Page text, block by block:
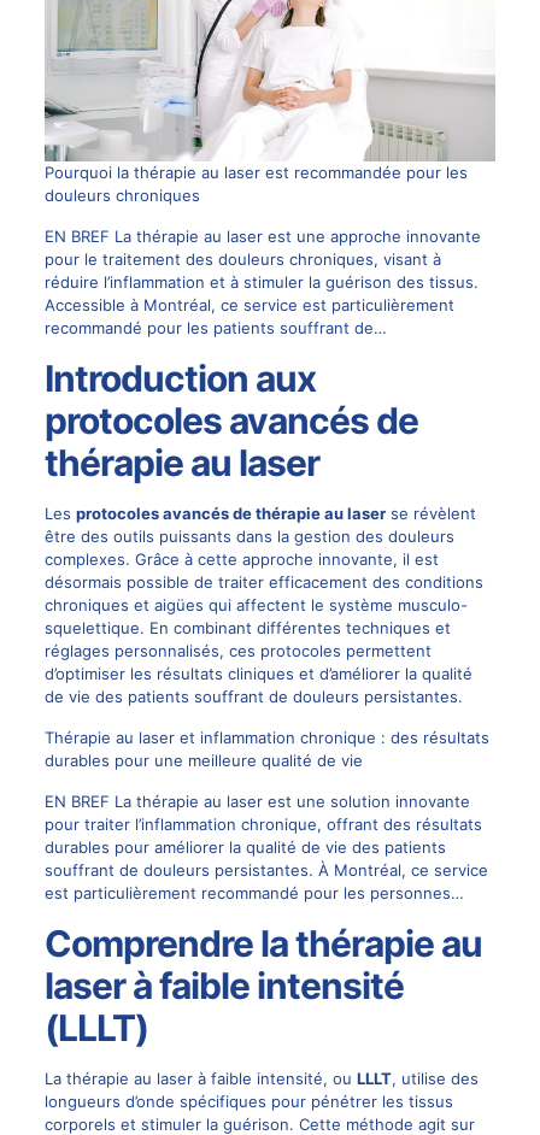
Pourquoi la thérapie au laser est recommandée pour les
douleurs chroniques
EN BREF La thérapie au laser est une approche innovante
pour le traitement des douleurs chroniques, visant à
réduire l’inflammation et à stimuler la guérison des tissus.
Accessible à Montréal, ce service est particulièrement
recommandé pour les patients souffrant de…
Introduction aux
protocoles avancés de
thérapie au laser
Les protocoles avancés de thérapie au laserse révèlent
être des outils puissants dans la gestion des douleurs
complexes. Grâce à cette approche innovante, il est
désormais possible de traiter efficacement des conditions
chroniques et aigües qui affectent le système musculo-
squelettique. En combinant différentes techniques et
réglages personnalisés, ces protocoles permettent
d’optimiser les résultats cliniques et d’améliorer la qualité
de vie des patients souffrant de douleurs persistantes.
Thérapie au laser et inflammation chronique : des résultats
durables pour une meilleure qualité de vie
EN BREF La thérapie au laser est une solution innovante
pour traiter l’inflammation chronique, offrant des résultats
durables pour améliorer la qualité de vie des patients
souffrant de douleurs persistantes. À Montréal, ce service
est particulièrement recommandé pour les personnes…
Comprendre la thérapie au
laser à faible intensité
(LLLT)
La thérapie au laser à faible intensité, ou LLLT, utilise des
longueurs d’onde spécifiques pour pénétrer les tissus
corporels et stimuler la guérison. Cette méthode agit sur